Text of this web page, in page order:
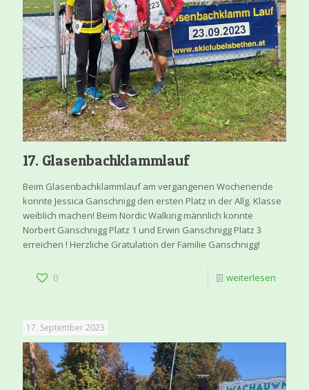
17. Glasenbachklammlauf
Beim Glasenbachklammlauf am vergangenen Wochenende
konnte Jessica Ganschnigg den ersten Platz in der Allg. Klasse
weiblich machen! Beim Nordic Walking männlich konnte
Norbert Ganschnigg Platz 1 und Erwin Ganschnigg Platz 3
erreichen ! Herzliche Gratulation der Familie Ganschnigg!
0 weiterlesen
17. September 2023